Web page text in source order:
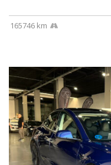
165746 km